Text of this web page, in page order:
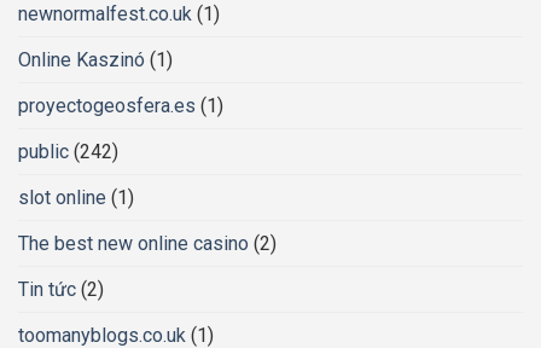
newnormalfest.co.uk (1)
Online Kaszinó (1)
proyectogeosfera.es (1)
public (242)
slot online (1)
The best new online casino (2)
Tin tức (2)
toomanyblogs.co.uk (1)